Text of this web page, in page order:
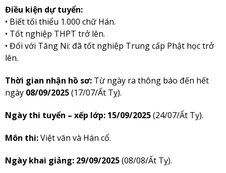
Điều kiện dự tuyển:
• Biết tối thiểu 1.000 chữ Hán.
• Tốt nghiệp THPT trở lên.
• Đối với Tăng Ni: đã tốt nghiệp Trung cấp Phật học trở
lên.
Thời gian nhận hồ sơ: Từ ngày ra thông báo đến hết
ngày 08/09/2025(17/07/Ất Tỵ).
Ngày thi tuyển – xếp lớp: 15/09/2025(24/07/Ất Tỵ).
Môn thi:Việt văn và Hán cổ.
Ngày khai giảng: 29/09/2025(08/08/Ất Tỵ).